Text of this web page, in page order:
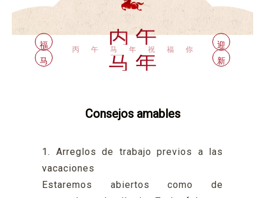
福
马
丙 午
丙午马年祝福你
马 年
迎
新
Consejos amables
1. Arreglos de trabajo previos a las
vacaciones
Estaremos abiertos como de